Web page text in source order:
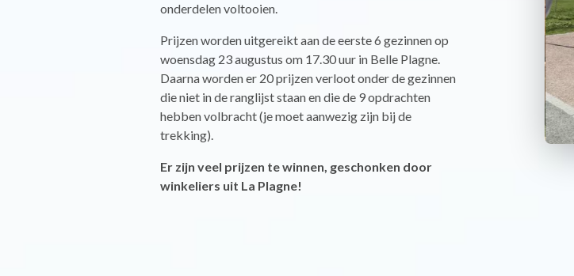
onderdelen voltooien.
Prijzen worden uitgereikt aan de eerste 6 gezinnen op
woensdag 23 augustus om 17.30 uur in Belle Plagne.
Daarna worden er 20 prijzen verloot onder de gezinnen
die niet in de ranglijst staan en die de 9 opdrachten
hebben volbracht (je moet aanwezig zijn bij de
trekking).
Er zijn veel prijzen te winnen, geschonken door
winkeliers uit La Plagne!